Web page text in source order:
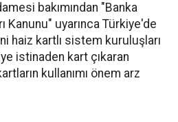
bakımından "Banka
Kanunu" uyarınca Türkiye'de
haiz kartlı sistem kuruluşları
istinaden kart çıkaran
kullanımı önem arz